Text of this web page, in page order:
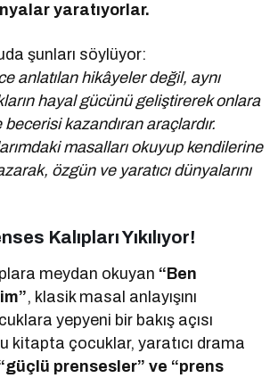
yaratıyorlar.
şunları söylüyor:
anlatılan hikâyeler değil, aynı
hayal gücünü geliştirerek onlara
kazandıran araçlardır.
masalları okuyup kendilerine
özgün ve yaratıcı dünyalarını
Kalıpları Yıkılıyor!
meydan okuyan “Ben
, klasik masal anlayışını
yepyeni bir bakış açısı
kitapta çocuklar, yaratıcı drama
prensesler” ve “prens